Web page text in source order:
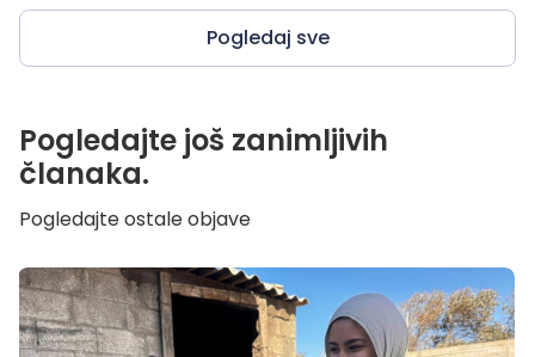
Pogledaj sve
Pogledajte još zanimljivih
članaka.
Pogledajte ostale objave